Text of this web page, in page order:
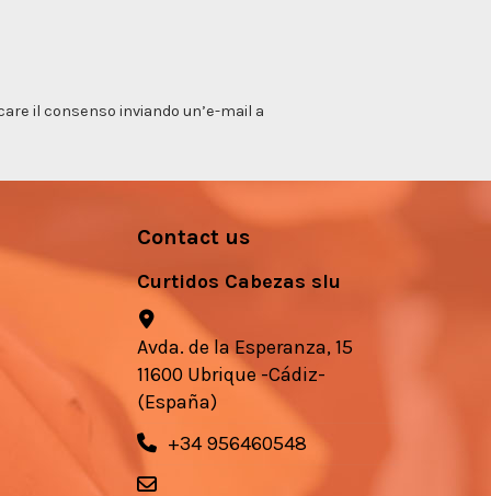
il consenso inviando un’e-mail a
Contact us
Curtidos Cabezas slu
Avda. de la Esperanza, 15
11600 Ubrique -Cádiz-
(España)
+34 956460548